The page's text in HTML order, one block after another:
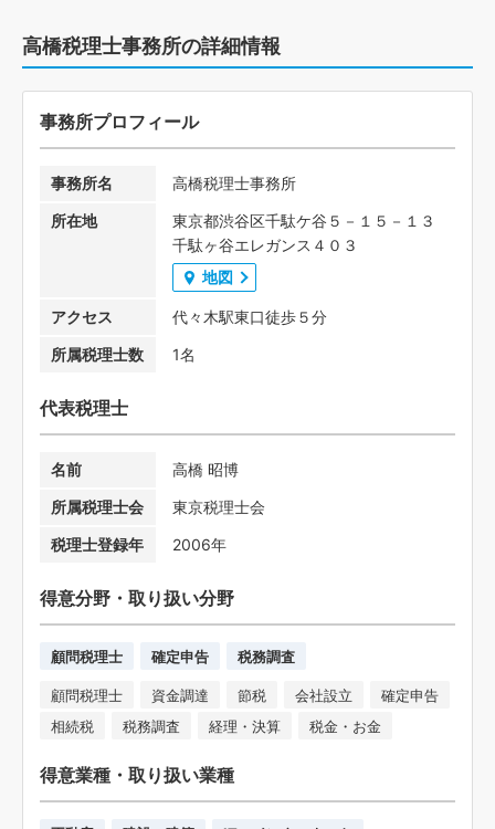
高橋税理士事務所の詳細情報
事務所プロフィール
事務所名
高橋税理士事務所
所在地
東京都渋谷区千駄ケ谷５－１５－１３
千駄ヶ谷エレガンス４０３
地図
アクセス
代々木駅東口徒歩５分
所属税理士数
1名
代表税理士
名前
高橋 昭博
所属税理士会
東京税理士会
税理士登録年
2006年
得意分野・取り扱い分野
顧問税理士 確定申告 税務調査
顧問税理士 資金調達 節税 会社設立
確定申告
相続税
税務調査 経理・決算 税金・お金
得意業種・取り扱い業種